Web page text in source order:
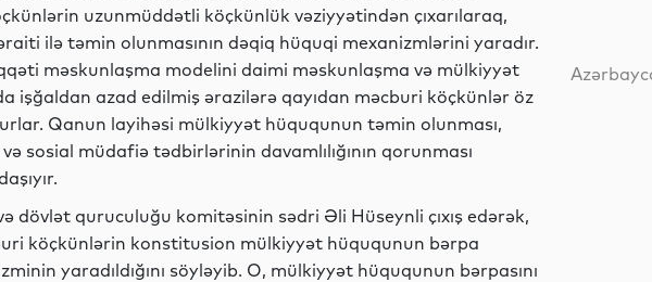
uzunmüddətli köçkünlük vəziyyətindən çıxarılaraq,
ilə təmin olunmasının dəqiq hüquqi mexanizmlərini yaradır.
məskunlaşma modelini daimi məskunlaşma və mülkiyyət
işğaldan azad edilmiş ərazilərə qayıdan məcburi köçkünlər öz
Qanun layihəsi mülkiyyət hüququnun təmin olunması,
sosial müdafiə tədbirlərinin davamlılığının qorunması
dövlət quruculuğu komitəsinin sədri Əli Hüseynli çıxış edərək,
köçkünlərin konstitusion mülkiyyət hüququnun bərpa
yaradıldığını söyləyib. O, mülkiyyət hüququnun bərpasını